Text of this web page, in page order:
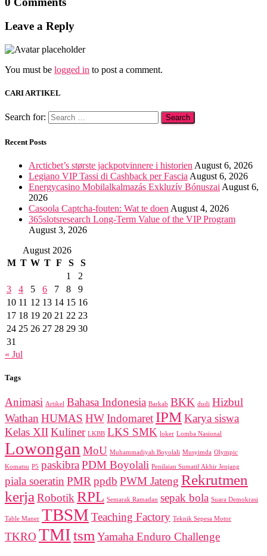
Leave a Reply
You must be logged in to post a comment.
CARI ARTIKEL
Search for:
Recent Posts
Arcticbet’s største jackpotvinnere i historien August 6, 2026
Legiano VIP Tassi di Cashback per Fascia August 6, 2026
Energycasino Mobilalkalmazás Exkluzív Bónuszai August 6,
2026
Casoola Captcha-fouten: Wat te doen August 4, 2026
365slotsresearch Long-Term Value of the VIP Program
August 3, 2026
August 2026
M T W T F S
S
1
2
3
4 5 6 7 8
9
10 11 12 13 14 15 16
17 18 19 20 21 22 23
24 25 26 27 28 29 30
31
« Jul
Tags
Animasi Artikel Bahasa Indonesia Barkab BKK dudi Hizbul
Wathan HUMAS HWIndomaret IPMKarya siswa
Kelas XIIKuliner LKBB LKS SMK loker Lomba Nasional
Lowongan MoU Muhammadiyah Boyolali Musyimda Olympic
Komatsu P5 paskibra PDM Boyolali Penilaian Sumatif Akhir Jenjang
piala soeratin PMR ppdb PWM Jateng Rekrutmen
kerja Robotik RPL Semarak Ramadan sepak bola Suara Demokrasi
Table Maner TBSM Teaching Factory Teknik Sepesa Motor
TKRO TMItsm Yamaha Enduro Challenge